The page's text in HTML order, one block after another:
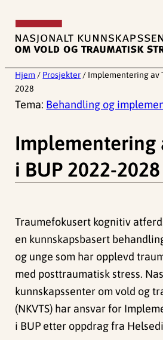
innhold
Hjem / Prosjekter / Implementering av
2028
Tema: Behandling og
Implementering
i BUP 2022-2028
Traumefokusert kognitiv
en kunnskapsbasert
og unge som har opplevd
med posttraumatisk stress.
kunnskapssenter om vold og
(NKVTS) har ansvar for
i BUP etter oppdrag fra